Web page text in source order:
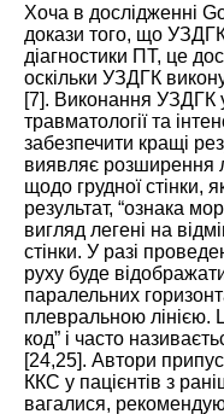
Хоча в дослідженні
докази того, що
діагностики ПТ, це
оскільки УЗДГК
[7]. Виконання УЗДГК
травматології та
забезпечити кращі
виявляє розширення
щодо грудної стінки,
результат, “ознака
вигляд легені на
стінки. У разі
руху буде
паралельних
плевральною лінією.
код” і часто
[24,25]. Автори
ККС у пацієнтів з
вагалися,